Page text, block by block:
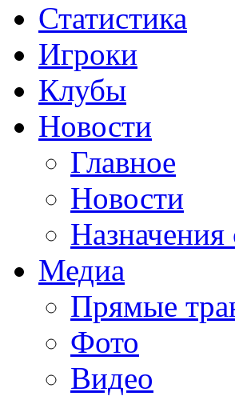
Статистика
Игроки
Клубы
Новости
Главное
Новости
Назначения
Медиа
Прямые
Фото
Видео